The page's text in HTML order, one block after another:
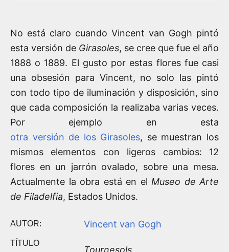
No está claro cuando Vincent van Gogh pintó
esta versión de Girasoles, se cree que fue el año
1888 o 1889. El gusto por estas flores fue casi
una obsesión para Vincent, no solo las pintó
con todo tipo de iluminación y disposición, sino
que cada composición la realizaba varias veces.
Por ejemplo en esta
otra versión de los Girasoles, se muestran los
mismos elementos con ligeros cambios: 12
flores en un jarrón ovalado, sobre una mesa.
Actualmente la obra está en el Museo de Arte
de Filadelfia, Estados Unidos.
AUTOR: Vincent van Gogh
TÍTULO
Tournesols